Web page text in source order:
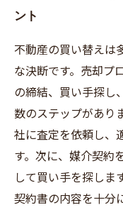
ント
不動産の買い替えは
な決断です。売却プ
の締結、買い手探し
数のステップがあり
社に査定を依頼し、
す。次に、媒介契約
して買い手を探しま
契約書の内容を十分